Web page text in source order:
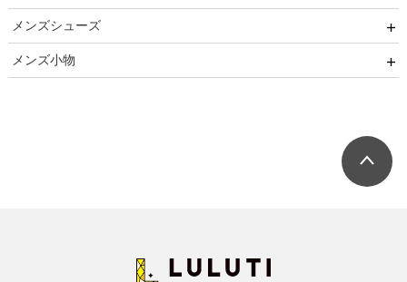
卒園式
卒業式
発表会
ブラックフォーマル
リクルート
ネクタイ用
蝶ネクタイ用
メンズシューズ
ストレートチップ
メンズ小物